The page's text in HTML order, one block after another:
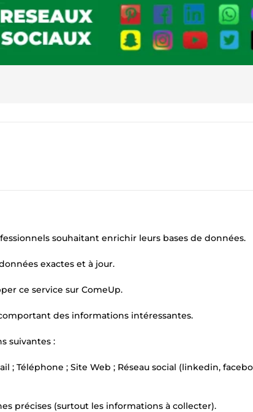
souhaitant enrichir leurs bases de données.
exactes et à jour.
ce service sur ComeUp.
des informations intéressantes.
suivantes :
; Téléphone ; Site Web ; Réseau social (linkedin,
précises (surtout les informations à collecter).